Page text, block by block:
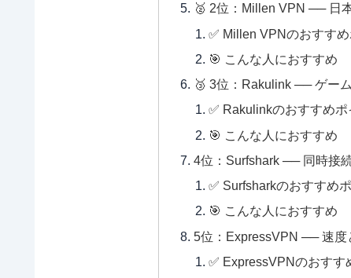
🥈 2位：Millen VPN ── 日
✅ Millen VPNのおすすめ
🎯 こんな人におすすめ
🥉 3位：Rakulink ── ゲー
✅ Rakulinkのおすすめポ
🎯 こんな人におすすめ
4位：Surfshark ── 同時接
✅ Surfsharkのおすすめ
🎯 こんな人におすすめ
5位：ExpressVPN ── 速度
✅ ExpressVPNのおすす